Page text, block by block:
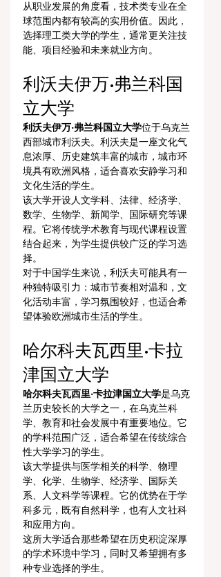
从职业发展的角度看，技术类专业在全
球范围内都有较高的实用价值。因此，
选择理工类大学的学生，通常更关注技
能、项目经验和未来就业方向。
利沃夫伊万·弗兰科国
立大学
利沃夫伊万·弗兰科国立大学位于乌克兰
西部城市利沃夫。利沃夫是一座文化气
息浓厚、历史建筑丰富的城市，城市环
境具有欧洲风格，适合喜欢安静学习和
文化生活的学生。
该大学开设人文学科、法律、经济学、
数学、生物学、新闻学、国际研究等课
程。它将传统学术教育与现代课程设置
结合起来，为学生提供较广泛的学习选
择。
对于中国学生来说，利沃夫可能具有一
种独特吸引力：城市节奏相对温和，文
化活动丰富，学习氛围较好，也适合希
望体验欧洲城市生活的学生。
哈尔科夫瓦西里·卡拉
津国立大学
哈尔科夫瓦西里·卡拉津国立大学是乌克
兰历史较长的大学之一，在乌克兰科
学、教育和社会发展中有重要地位。它
的学科范围广泛，适合希望在传统综合
性大学学习的学生。
该大学提供与医学相关的科学、物理
学、化学、生物学、经济学、国际关
系、人文科学等课程。它的优势在于学
科多元，既有自然科学，也有人文社科
和应用方向。
这所大学适合那些希望在历史积淀深厚
的学术环境中学习，同时又希望拥有多
种专业选择的学生。